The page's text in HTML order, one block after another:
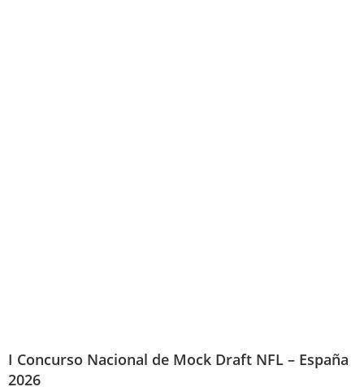
I Concurso Nacional de Mock Draft NFL – España
2026